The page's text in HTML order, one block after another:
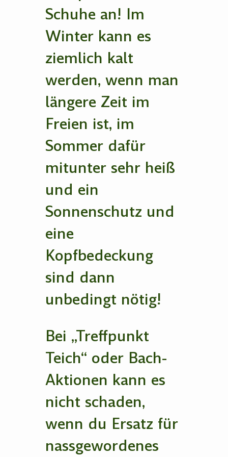
Schuhe an! Im
Winter kann es
ziemlich kalt
werden, wenn man
längere Zeit im
Freien ist, im
Sommer dafür
mitunter sehr heiß
und ein
Sonnenschutz und
eine
Kopfbedeckung
sind dann
unbedingt nötig!
Bei „Treffpunkt
Teich“ oder Bach-
Aktionen kann es
nicht schaden,
wenn du Ersatz für
nassgewordenes